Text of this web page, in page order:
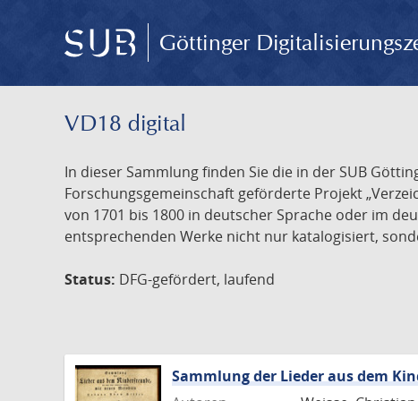
Göttinger
VD18 digital
In dieser Sammlung finden Sie die in der SUB
Forschungsgemeinschaft geförderte Projekt
von 1701 bis 1800 in deutscher Sprache oder im
entsprechenden Werke nicht nur katalogisiert,
Status: DFG-gefördert, laufend
Sammlung der Lieder aus dem